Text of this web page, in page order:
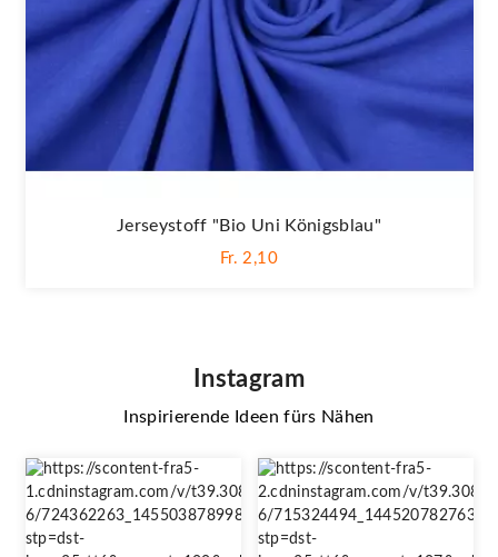
Jerseystoff "Bio Uni Königsblau"
Fr. 2,10
Instagram
Inspirierende Ideen fürs Nähen